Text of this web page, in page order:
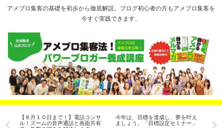
アメブロ集客の基礎を初歩から徹底解説。ブログ初心者の方もアメブロ集客を
今すぐ実践できます。
【８月１０日まで！】電話コンサ
ル！ズームの音声通話と画面共有
今年は、目標を達成し、夢を叶え
ましょう。「目標設定セミナー」
月